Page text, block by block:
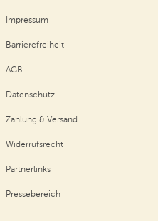
Impressum
Barrierefreiheit
AGB
Datenschutz
Zahlung & Versand
Widerrufsrecht
Partnerlinks
Pressebereich